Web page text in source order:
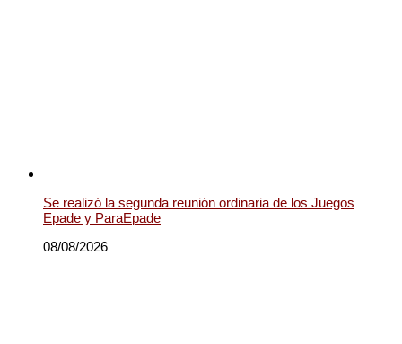
Se realizó la segunda reunión ordinaria de los Juegos
Epade y ParaEpade
08/08/2026